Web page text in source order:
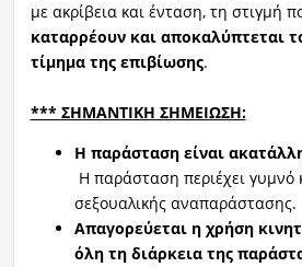
με ακρίβεια και ένταση, τη στιγμή
καταρρέουν και αποκαλύπτεται
τίμημα της επιβίωσης.
*** ΣΗΜΑΝΤΙΚΗ ΣΗΜΕΙΩΣΗ:
Η παράσταση είναι
Η παράσταση περιέχει γυμνό
σεξουαλικής αναπαράστασης.
Απαγορεύεται η χρήση
όλη τη διάρκεια της